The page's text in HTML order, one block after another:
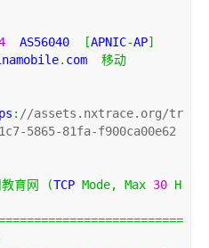
  AS56040
[APNIC-AP]
. com 移动
: //assets.nxtrace.org/tr
5865-81fa-f900ca00e62
育网 (TCP Mode, Max 30 H